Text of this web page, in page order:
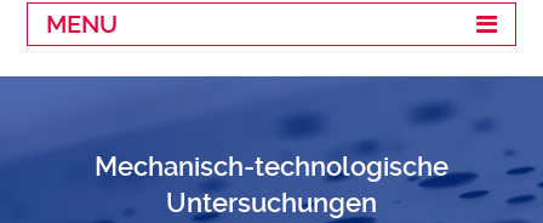
MENU
Mechanisch-technologische
Untersuchungen